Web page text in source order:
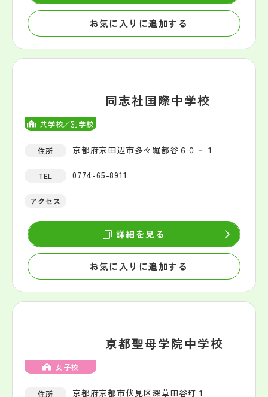
お気に入りに追加する
共学校／別学校
同志社国際中学校
住所 京都府京田辺市多々羅都谷６０－１
TEL 0774-65-8911
アクセス
お気に入りに追加する
詳細を見る
女子校
京都聖母学院中学校
住所 京都府京都市伏見区深草田谷町１